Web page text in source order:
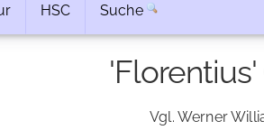
HSC Suche
Vgl. Werner